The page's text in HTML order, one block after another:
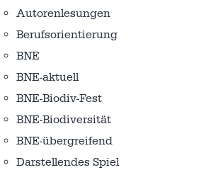
Autorenlesungen
Berufsorientierung
BNE
BNE-aktuell
BNE-Biodiv-Fest
BNE-Biodiversität
BNE-übergreifend
Darstellendes Spiel